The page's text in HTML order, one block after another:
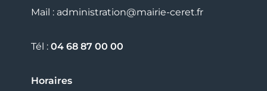
Mail : administration@mairie-ceret.fr
Tél : 04 68 87 00 00
Horaires